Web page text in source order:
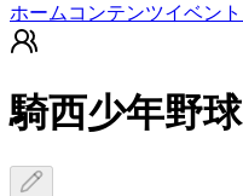
ホーム コンテンツイベント
騎西少年野